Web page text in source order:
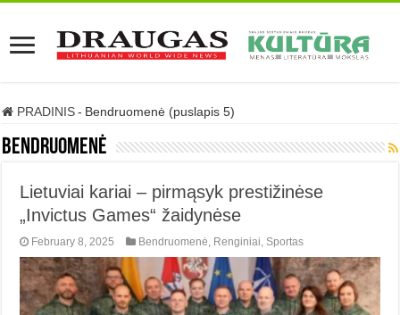
PRADINIS - Bendruomenė (puslapis 5)
Bendruomenė
Lietuviai kariai – pirmąsyk prestižinėse
„Invictus Games“ žaidynėse
February 8, 2025 Bendruomenė, Renginiai, Sportas